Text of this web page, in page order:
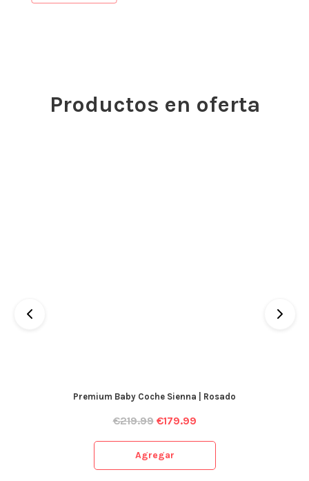
Productos en oferta
Premium Baby Coche Sienna | Rosado
€219.99 €179.99
Agregar